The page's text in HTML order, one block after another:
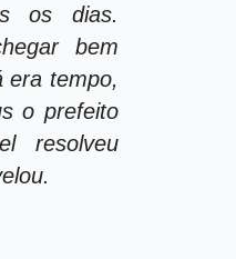
os dias.
bem
era tempo,
o prefeito
resolveu